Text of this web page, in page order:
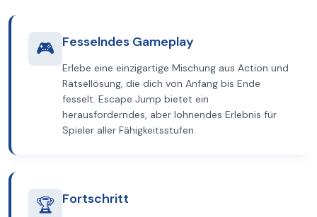
🎮 Fesselndes Gameplay
Erlebe eine einzigartige Mischung aus Action und
Rätsellösung, die dich von Anfang bis Ende
fesselt. Escape Jump bietet ein
herausforderndes, aber lohnendes Erlebnis für
Spieler aller Fähigkeitsstufen.
🏆 Fortschritt